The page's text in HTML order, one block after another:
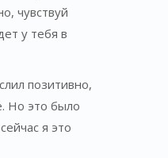
чувствуй
у тебя в
позитивно,
Но это было
я это